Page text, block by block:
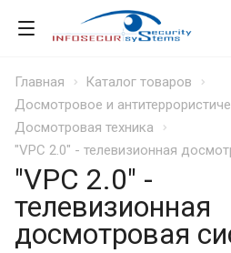
Главная
Каталог товаров
Досмотровое и
Досмотровая техника
"VPC 2.0" - телевизионная
"VPC 2.0" -
телевизионная
досмотровая